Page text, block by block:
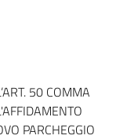
50 COMMA
PARCHEGGIO